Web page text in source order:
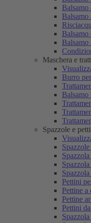
Balsamo
Balsamo
Balsamo
Maschera e
Burro
Balsamo
Spazzole e
Pettini
Pettine a
Pettine
Pettini